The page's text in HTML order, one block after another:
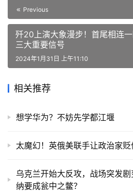
Previous
歼20上演大象漫步！首尾相连
三大重要信号
2024年1月31日 上午11:10
相关推荐
想学华为？不妨先学都江堰
太魔幻！英俄美联手让政治家贬
乌克兰开始大反攻，战场突发
纳要成瓮中之鳖？